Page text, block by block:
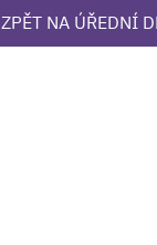
ZPĚT NA ÚŘEDNÍ